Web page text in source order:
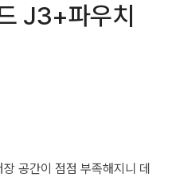
J3+파우치
공간이 점점 부족해지니 데